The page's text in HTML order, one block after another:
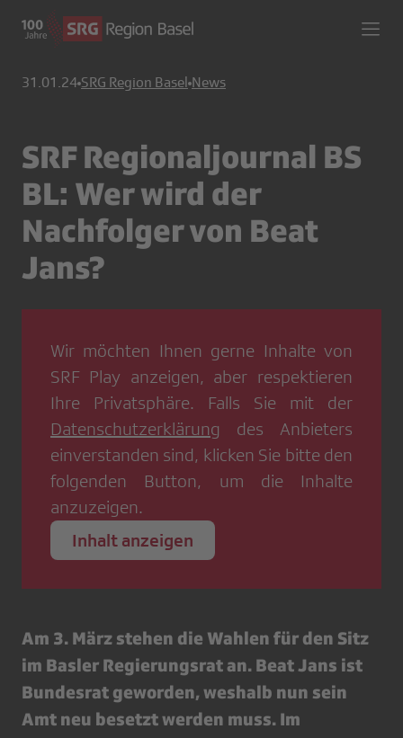
31.01.24 SRG Region Basel News
SRF Regionaljournal BS
BL: Wer wird der
Nachfolger von Beat
Jans?
Wir möchten Ihnen gerne Inhalte von
SRF Play anzeigen, aber respektieren
Ihre Privatsphäre. Falls Sie mit der
Datenschutzerklärung des Anbieters
einverstanden sind, klicken Sie bitte den
folgenden Button, um die Inhalte
anzuzeigen.
Inhalt anzeigen
Am 3. März stehen die Wahlen für den Sitz
im Basler Regierungsrat an. Beat Jans ist
Bundesrat geworden, weshalb nun sein
Amt neu besetzt werden muss. Im